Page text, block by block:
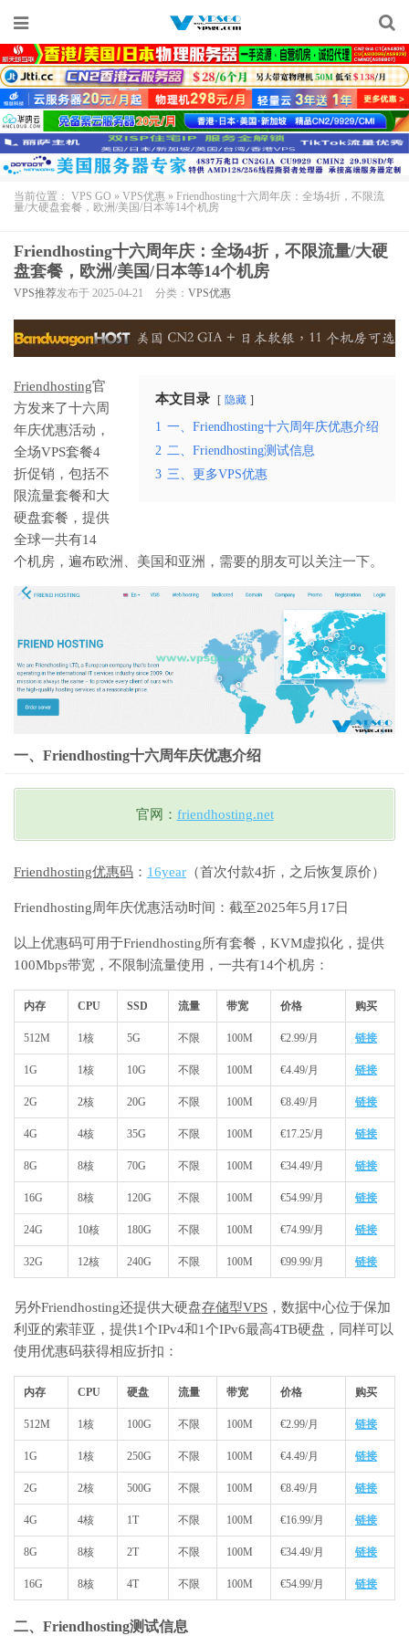
当前位置： VPS GO » VPS优惠 » Friendhosting十六周年庆：全场4折，不限流
量/大硬盘套餐，欧洲/美国/日本等14个机房
Friendhosting十六周年庆：全场4折，不限流量/大硬
盘套餐，欧洲/美国/日本等14个机房
VPS推荐发布于 2025-04-21 分类： VPS优惠
本文目录 隐藏
1 一、Friendhosting十六周年庆优惠介绍
2 二、Friendhosting测试信息
3 三、更多VPS优惠
Friendhosting官
方发来了十六周
年庆优惠活动，
全场VPS套餐4
折促销，包括不
限流量套餐和大
硬盘套餐，提供
全球一共有14
个机房，遍布欧洲、美国和亚洲，需要的朋友可以关注一下。
一、Friendhosting十六周年庆优惠介绍
官网： friendhosting.net
Friendhosting优惠码 ： 16year （首次付款4折，之后恢复原价）
Friendhosting周年庆优惠活动时间：截至2025年5月17日
以上优惠码可用于Friendhosting所有套餐，KVM虚拟化，提供
100Mbps带宽，不限制流量使用，一共有14个机房：
内存 CPU SSD 流量 带宽 价格 购买
512M 1核 5G 不限 100M €2.99/月 链接
1G 1核 10G 不限 100M €4.49/月 链接
2G 2核 20G 不限 100M €8.49/月 链接
4G 4核 35G 不限 100M €17.25/月 链接
8G 8核 70G 不限 100M €34.49/月 链接
16G 8核 120G 不限 100M €54.99/月 链接
24G 10核 180G 不限 100M €74.99/月 链接
32G 12核 240G 不限 100M €99.99/月 链接
另外Friendhosting还提供大硬盘存储型VPS ，数据中心位于保加
利亚的索菲亚，提供1个IPv4和1个IPv6最高4TB硬盘，同样可以
使用优惠码获得相应折扣：
内存 CPU 硬盘 流量 带宽 价格 购买
512M 1核 100G 不限 100M €2.99/月 链接
1G 1核 250G 不限 100M €4.49/月 链接
2G 2核 500G 不限 100M €8.49/月 链接
4G 4核 1T 不限 100M €16.99/月 链接
8G 8核 2T 不限 100M €34.49/月 链接
16G 8核 4T 不限 100M €54.99/月 链接
二、Friendhosting测试信息